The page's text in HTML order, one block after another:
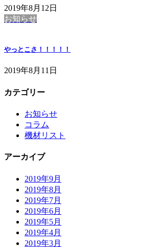
2019年8月12日
お知らせ
やっとこさ！！！！！
2019年8月11日
カテゴリー
お知らせ
コラム
機材リスト
アーカイブ
2019年9月
2019年8月
2019年7月
2019年6月
2019年5月
2019年4月
2019年3月